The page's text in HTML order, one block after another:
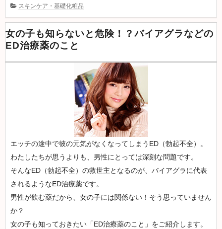
スキンケア・基礎化粧品
女の子も知らないと危険！？バイアグラなどの
ED治療薬のこと
エッチの途中で彼の元気がなくなってしまうED（勃起不全）。
わたしたちが思うよりも、男性にとっては深刻な問題です。
そんなED（勃起不全）の救世主となるのが、バイアグラに代表
されるようなED治療薬です。
男性が飲む薬だから、女の子には関係ない！そう思っていません
か？
女の子も知っておきたい「ED治療薬のこと」をご紹介します。